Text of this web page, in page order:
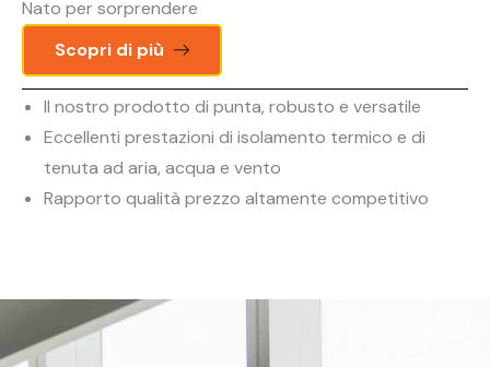
Nato per sorprendere
Scopri di più
Il nostro prodotto di punta, robusto e versatile
Eccellenti prestazioni di isolamento termico e di
tenuta ad aria, acqua e vento
Rapporto qualità prezzo altamente competitivo